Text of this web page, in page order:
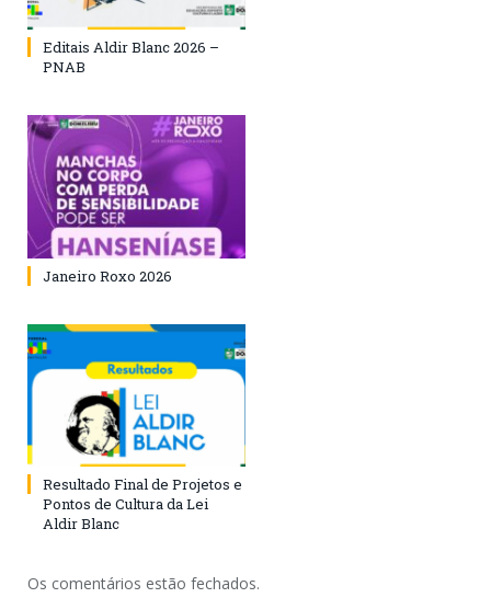
Editais Aldir Blanc 2026 –
PNAB
Janeiro Roxo 2026
Resultado Final de Projetos e
Pontos de Cultura da Lei
Aldir Blanc
Os comentários estão fechados.